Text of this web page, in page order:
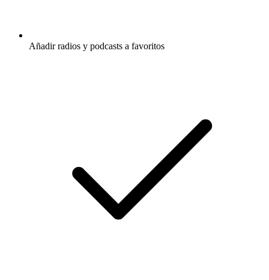
Añadir radios y podcasts a favoritos